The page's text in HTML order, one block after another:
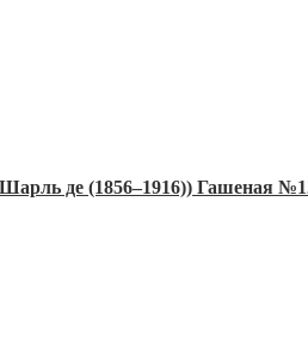
де (1856–1916)) Гашеная